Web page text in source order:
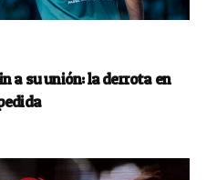
a su unión: la derrota en